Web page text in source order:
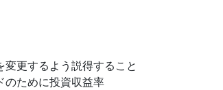
更するよう説得すること
のために投資収益率